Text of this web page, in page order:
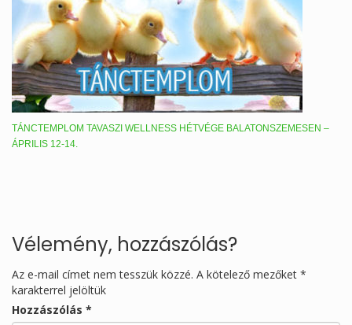
TÁNCTEMPLOM TAVASZI WELLNESS HÉTVÉGE BALATONSZEMESEN –
ÁPRILIS 12-14.
Vélemény, hozzászólás?
Az e-mail címet nem tesszük közzé. A kötelező mezőket *
karakterrel jelöltük
Hozzászólás *